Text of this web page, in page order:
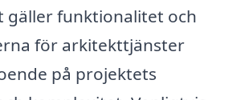
gäller funktionalitet och
för arkitekttjänster
på projektets